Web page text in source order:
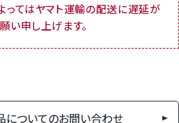
ってはヤマト運輸の配送に遅延が
い申し上げます。
についてのお問い合わせ